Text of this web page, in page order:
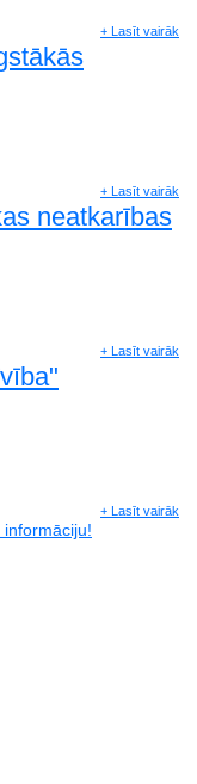
+ Lasīt vairāk
+ Lasīt vairāk
neatkarības
+ Lasīt vairāk
+ Lasīt vairāk